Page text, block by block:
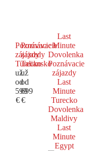
Poznávacie
zájazdy
Turecko
už
od
599
€
Poznávacie
zájazdy
Taliansko
už
od
699
€
Last
Minute
Dovolenka
Poznávacie
zájazdy
Last
Minute
Turecko
Dovolenka
Maldivy
Last
Minute
Egypt